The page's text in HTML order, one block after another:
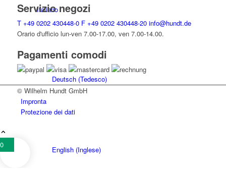
Italiano
Deutsch(Tedesco)
English(Inglese)
Servizio negozi
T +49 0202 430448-0 F +49 0202 430448-20 info@hundt.de
Orario d'ufficio lun-ven 7.00-17.00, ven 7.00-14.00.
Pagamenti comodi
© Wilhelm Hundt GmbH
Impronta
Protezione dei dati
0